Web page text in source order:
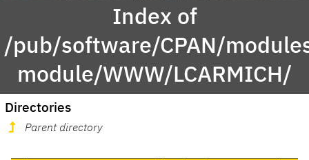
Index of
/pub/software/CPAN/
module/WWW/LCARMICH/
Directories
Parent directory